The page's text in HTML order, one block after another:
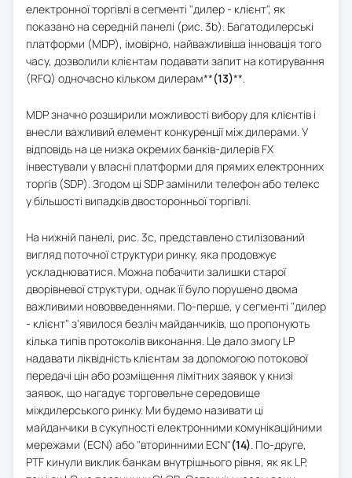
електронної торгівлі в сегменті "дилер - клієнт", як
показано на середній панелі (рис. 3b). Багатодилерські
платформи (MDP), імовірно, найважливіша інновація того
часу, дозволили клієнтам подавати запит на котирування
(RFQ) одночасно кільком дилерам**(13)**.
MDP значно розширили можливості вибору для клієнтів і
внесли важливий елемент конкуренції між дилерами. У
відповідь на це низка окремих банків-дилерів FX
інвестували у власні платформи для прямих електронних
торгів (SDP). Згодом ці SDP замінили телефон або телекс
у більшості випадків двосторонньої торгівлі.
На нижній панелі, рис. 3c, представлено стилізований
вигляд поточної структури ринку, яка продовжує
ускладнюватися. Можна побачити залишки старої
дворівневої структури, однак її було порушено двома
важливими нововведеннями. По-перше, у сегменті "дилер
- клієнт" з'явилося безліч майданчиків, що пропонують
кілька типів протоколів виконання. Це дало змогу LP
надавати ліквідність клієнтам за допомогою потокової
передачі цін або розміщення лімітних заявок у книзі
заявок, що нагадує торговельне середовище
міждилерського ринку. Ми будемо називати ці
майданчики в сукупності електронними комунікаційними
мережами (ECN) або "вторинними ECN"(14) . По-друге,
PTF кинули виклик банкам внутрішнього рівня, як як LP,